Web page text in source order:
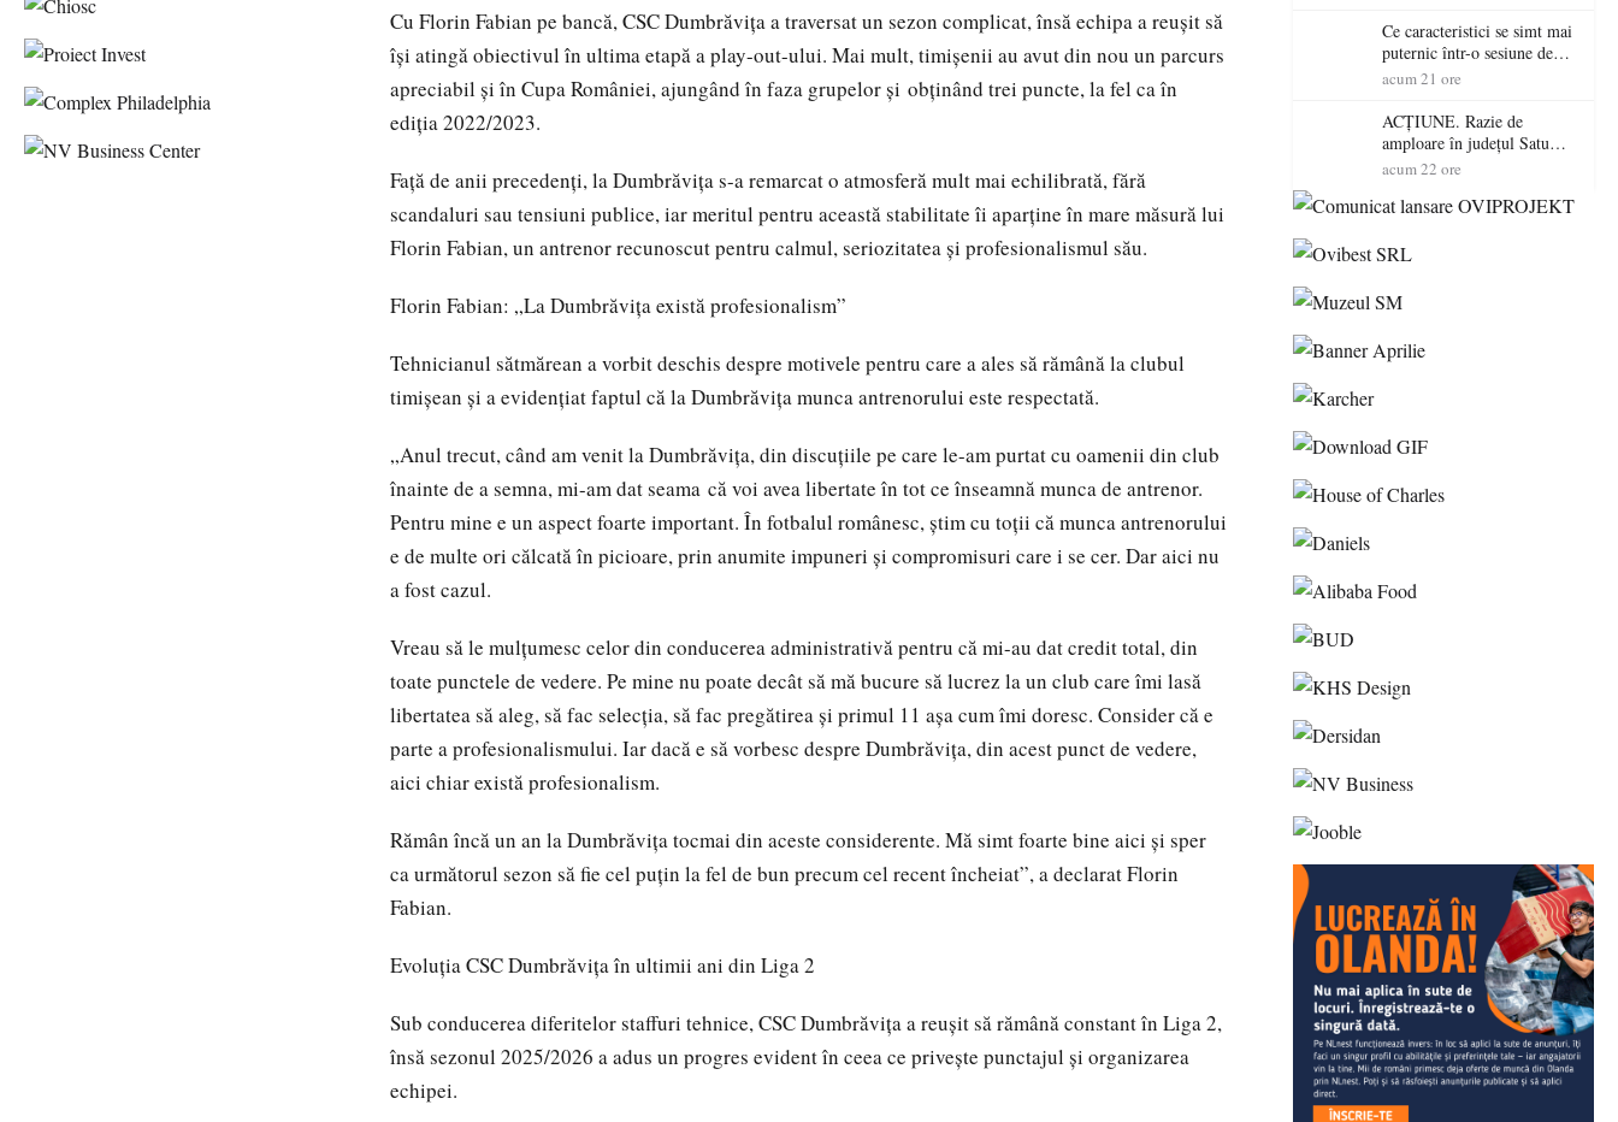
Cu Florin Fabian pe bancă, CSC Dumbrăvița a traversat un sezon complicat, însă echipa a reușit să
își atingă obiectivul în ultima etapă a play-out-ului. Mai mult, timișenii au avut din nou un parcurs
apreciabil și în Cupa României, ajungând în faza grupelor și obținând trei puncte, la fel ca în
ediția 2022/2023.
Față de anii precedenți, la Dumbrăvița s-a remarcat o atmosferă mult mai echilibrată, fără
scandaluri sau tensiuni publice, iar meritul pentru această stabilitate îi aparține în mare măsură lui
Florin Fabian, un antrenor recunoscut pentru calmul, seriozitatea și profesionalismul său.
Florin Fabian: „La Dumbrăvița există profesionalism”
Tehnicianul sătmărean a vorbit deschis despre motivele pentru care a ales să rămână la clubul
timișean și a evidențiat faptul că la Dumbrăvița munca antrenorului este respectată.
„Anul trecut, când am venit la Dumbrăvița, din discuțiile pe care le-am purtat cu oamenii din club
înainte de a semna, mi-am dat seama că voi avea libertate în tot ce înseamnă munca de antrenor.
Pentru mine e un aspect foarte important. În fotbalul românesc, știm cu toții că munca antrenorului
e de multe ori călcată în picioare, prin anumite impuneri și compromisuri care i se cer. Dar aici nu
a fost cazul.
Vreau să le mulțumesc celor din conducerea administrativă pentru că mi-au dat credit total, din
toate punctele de vedere. Pe mine nu poate decât să mă bucure să lucrez la un club care îmi lasă
libertatea să aleg, să fac selecția, să fac pregătirea și primul 11 așa cum îmi doresc. Consider că e
parte a profesionalismului. Iar dacă e să vorbesc despre Dumbrăvița, din acest punct de vedere,
aici chiar există profesionalism.
Rămân încă un an la Dumbrăvița tocmai din aceste considerente. Mă simt foarte bine aici și sper
ca următorul sezon să fie cel puțin la fel de bun precum cel recent încheiat”, a declarat Florin
Fabian.
Evoluția CSC Dumbrăvița în ultimii ani din Liga 2
Sub conducerea diferitelor staffuri tehnice, CSC Dumbrăvița a reușit să rămână constant în Liga 2,
însă sezonul 2025/2026 a adus un progres evident în ceea ce privește punctajul și organizarea
echipei.
Ce caracteristici se simt mai
puternic într-o sesiune de
distracție la sloturi online:
RTP?
acum 21 ore
ACȚIUNE. Razie de
amploare în județul Satu
Mare! Polițiștii au dat sute
șoferi fără permis într-o
acum 22 ore